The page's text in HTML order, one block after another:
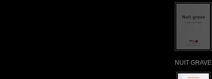
NUIT GRAVE